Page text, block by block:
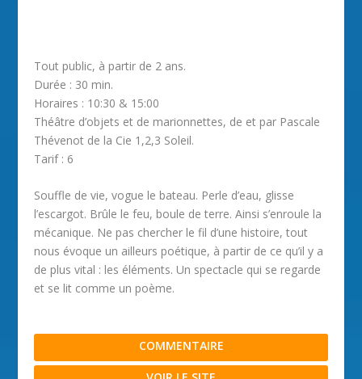
Tout public, à partir de 2 ans.
Durée : 30 min.
Horaires : 10:30 & 15:00
Théâtre d’objets et de marionnettes, de et par Pascale
Thévenot de la Cie 1,2,3 Soleil.
Tarif : 6
Souffle de vie, vogue le bateau. Perle d’eau, glisse
l’escargot. Brûle le feu, boule de terre. Ainsi s’enroule la
mécanique. Ne pas chercher le fil d’une histoire, tout
nous évoque un ailleurs poétique, à partir de ce qu’il y a
de plus vital : les éléments. Un spectacle qui se regarde
et se lit comme un poème.
COMMENTAIRE